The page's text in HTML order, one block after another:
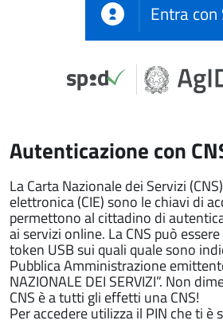
Entra con
Autenticazione con
La Carta Nazionale dei Servizi
elettronica (CIE) sono le chiavi di
permettono al cittadino di
ai servizi online. La CNS può
token USB sui quali quale sono
Pubblica Amministrazione
NAZIONALE DEI SERVIZI”. Non
CNS è a tutti gli effetti una CNS!
Per accedere utilizza il PIN che ti è